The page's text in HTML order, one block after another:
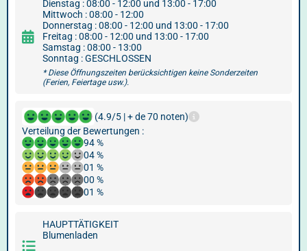
Dienstag : 08:00 - 12:00 und 13:00 - 17:00
Mittwoch : 08:00 - 12:00
Donnerstag : 08:00 - 12:00 und 13:00 - 17:00
Freitag : 08:00 - 12:00 und 13:00 - 17:00
Samstag : 08:00 - 13:00
Sonntag : GESCHLOSSEN
* Diese Öffnungszeiten berücksichtigen keine Sonderzeiten
(Ferien, Feiertage usw.).
(4.9/5 | + de 70 noten)
Verteilung der Bewertungen :
94 %
04 %
01 %
00 %
01 %
HAUPTTÄTIGKEIT
Blumenladen